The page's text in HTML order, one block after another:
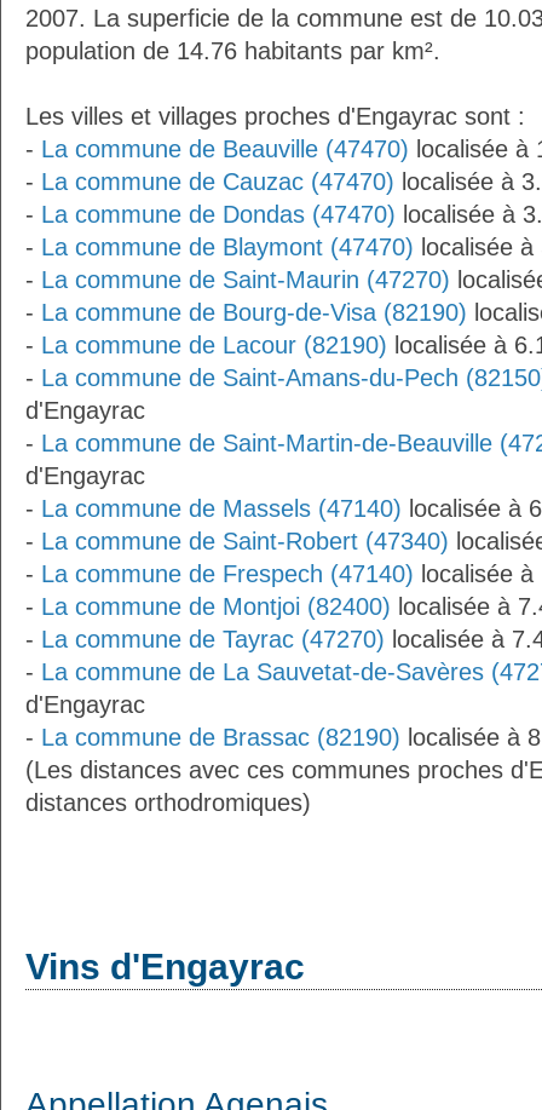
2007. La superficie de la commune est de
population de 14.76 habitants par km².
Les villes et villages proches d'Engayrac sont :
- La commune de Beauville (47470) localisée à
- La commune de Cauzac (47470) localisée à
- La commune de Dondas (47470) localisée à
- La commune de Blaymont (47470) localisée
- La commune de Saint-Maurin (47270)
- La commune de Bourg-de-Visa (82190)
- La commune de Lacour (82190) localisée à
- La commune de Saint-Amans-du-Pech
d'Engayrac
- La commune de Saint-Martin-de-Beauville
d'Engayrac
- La commune de Massels (47140) localisée à
- La commune de Saint-Robert (47340)
- La commune de Frespech (47140) localisée
- La commune de Montjoi (82400) localisée à
- La commune de Tayrac (47270) localisée à
- La commune de La Sauvetat-de-Savères
d'Engayrac
- La commune de Brassac (82190) localisée à
(Les distances avec ces communes proches
distances orthodromiques)
Vins d'Engayrac